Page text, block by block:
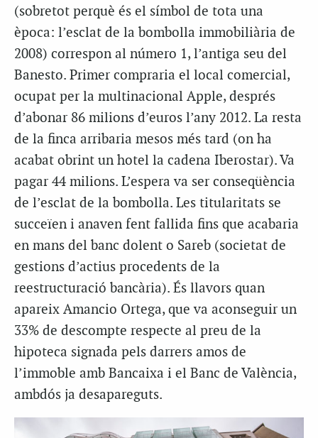
(sobretot perquè és el símbol de tota una
època: l’esclat de la bombolla immobiliària de
2008) correspon al número 1, l’antiga seu del
Banesto. Primer compraria el local comercial,
ocupat per la multinacional Apple, després
d’abonar 86 milions d’euros l’any 2012. La resta
de la finca arribaria mesos més tard (on ha
acabat obrint un hotel la cadena Iberostar). Va
pagar 44 milions. L’espera va ser conseqüència
de l’esclat de la bombolla. Les titularitats se
succeïen i anaven fent fallida fins que acabaria
en mans del banc dolent o Sareb (societat de
gestions d’actius procedents de la
reestructuració bancària). És llavors quan
apareix Amancio Ortega, que va aconseguir un
33% de descompte respecte al preu de la
hipoteca signada pels darrers amos de
l’immoble amb Bancaixa i el Banc de València,
ambdós ja desapareguts.